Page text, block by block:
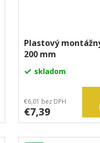
Plastový
200 mm
skladom
€6,01 bez DPH
€7,39